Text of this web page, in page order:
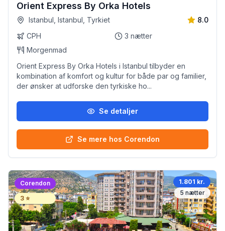
Orient Express By Orka Hotels
Istanbul, Istanbul, Tyrkiet
8.0
CPH
3 nætter
Morgenmad
Orient Express By Orka Hotels i Istanbul tilbyder en
kombination af komfort og kultur for både par og familier,
der ønsker at udforske den tyrkiske ho...
Se detaljer
Se mere hos Corendon
Corendon
3 ⭐
1.801 kr.
5 nætter